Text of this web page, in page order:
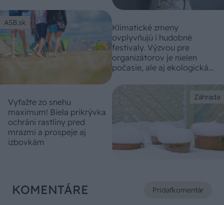
ASB.sk
Klimatické zmeny
ovplyvňujú i hudobné
festivaly. Výzvou pre
organizátorov je nielen
počasie, ale aj ekologická
Záhrada
Vyťažte zo snehu
maximum! Biela prikrývka
ochráni rastliny pred
mrazmi a prospeje aj
izbovkám
KOMENTÁRE Pridaťkomentár